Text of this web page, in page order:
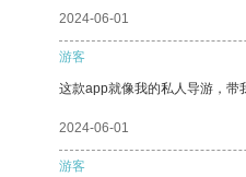
2024-06-01
游客
这款app就像我的私人导游，带
2024-06-01
游客